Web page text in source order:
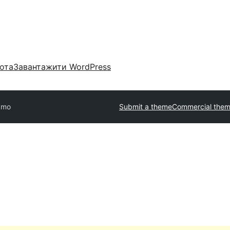
Завантажити WordPress
Submit a themeCommercial